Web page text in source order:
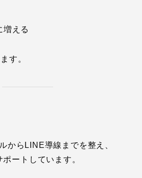
増える
す。
からLINE導線までを整え、
ートしています。